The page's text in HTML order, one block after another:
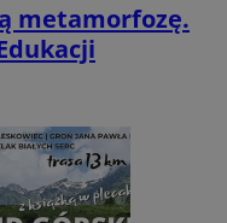
metamorfozę.